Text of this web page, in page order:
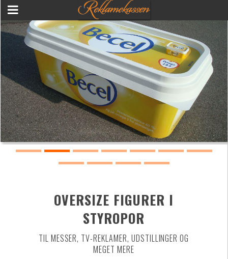
OVERSIZE FIGURER I
STYROPOR
TIL MESSER, TV-REKLAMER, UDSTILLINGER OG
MEGET MERE